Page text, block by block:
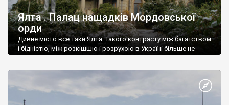
Ялта . Палац нащадків Мордовської
орди
Дивне місто все таки Ялта. Такого контрасту між багатством
і бідністю, між розкішшю і розрухою в Україні більше не